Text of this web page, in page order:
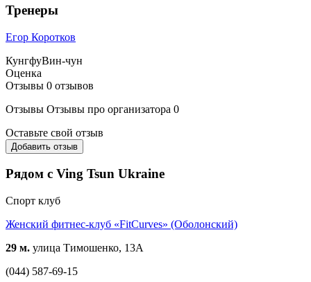
Тренеры
Егор Коротков
КунгфуВин-чун
Оценка
Отзывы 0 отзывов
Отзывы Отзывы про организатора 0
Оставьте свой отзыв
Добавить отзыв
Рядом с Ving Tsun Ukraine
Спорт клуб
Женский фитнес-клуб «FitCurves» (Оболонский)
29 м. улица Тимошенко, 13А
(044) 587-69-15